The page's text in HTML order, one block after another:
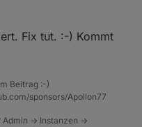
Fix tut. :-) Kommt
Beitrag :-)
sponsors/Apollon77
-> Instanzen ->